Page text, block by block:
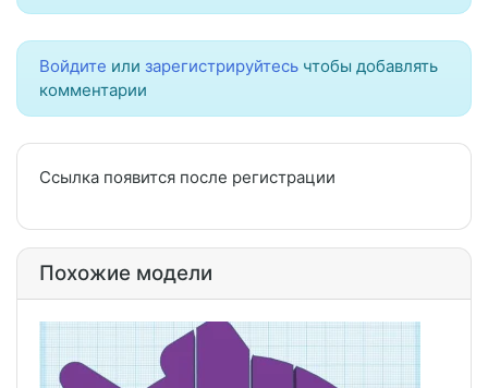
Войдите или зарегистрируйтесь чтобы добавлять
комментарии
Ссылка появится после регистрации
Похожие модели